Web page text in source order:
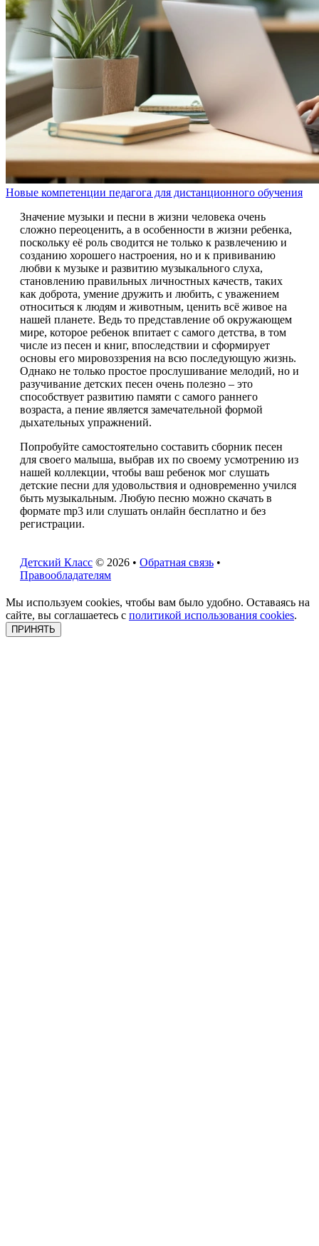
Новые компетенции педагога для дистанционного обучения
Значение музыки и песни в жизни человека очень
сложно переоценить, а в особенности в жизни ребенка,
поскольку её роль сводится не только к развлечению и
созданию хорошего настроения, но и к прививанию
любви к музыке и развитию музыкального слуха,
становлению правильных личностных качеств, таких
как доброта, умение дружить и любить, с уважением
относиться к людям и животным, ценить всё живое на
нашей планете. Ведь то представление об окружающем
мире, которое ребенок впитает с самого детства, в том
числе из песен и книг, впоследствии и сформирует
основы его мировоззрения на всю последующую жизнь.
Однако не только простое прослушивание мелодий, но и
разучивание детских песен очень полезно – это
способствует развитию памяти с самого раннего
возраста, а пение является замечательной формой
дыхательных упражнений.
Попробуйте самостоятельно составить сборник песен
для своего малыша, выбрав их по своему усмотрению из
нашей коллекции, чтобы ваш ребенок мог слушать
детские песни для удовольствия и одновременно учился
быть музыкальным. Любую песню можно скачать в
формате mp3 или слушать онлайн бесплатно и без
регистрации.
Детский Класс © 2026 • Обратная связь •
Правообладателям
Мы используем cookies, чтобы вам было удобно. Оставаясь на
сайте, вы соглашаетесь с политикой использования cookies.
ПРИНЯТЬ